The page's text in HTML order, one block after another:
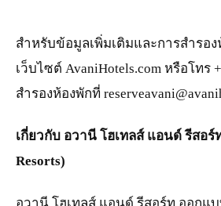
สำหรับข้อมูลเพิ่มเติมและการสำรอ
เว็บไซต์ AvaniHotels.com หรือโทร
สำรองห้องพักที่
เกี่ยวกับ อวานี โฮเทลส์ แอนด์ รีสอร์
Resorts)